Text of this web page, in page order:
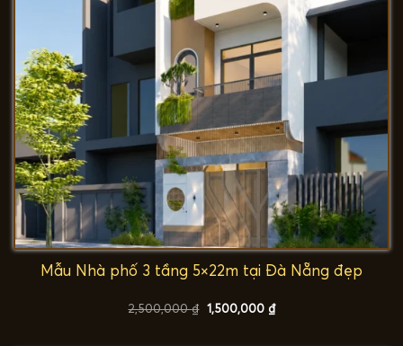
Mẫu Nhà phố 3 tầng 5×22m tại Đà Nẵng đẹp
2,500,000₫ Giá
gốc
1,500,000 ₫Giá
hiện